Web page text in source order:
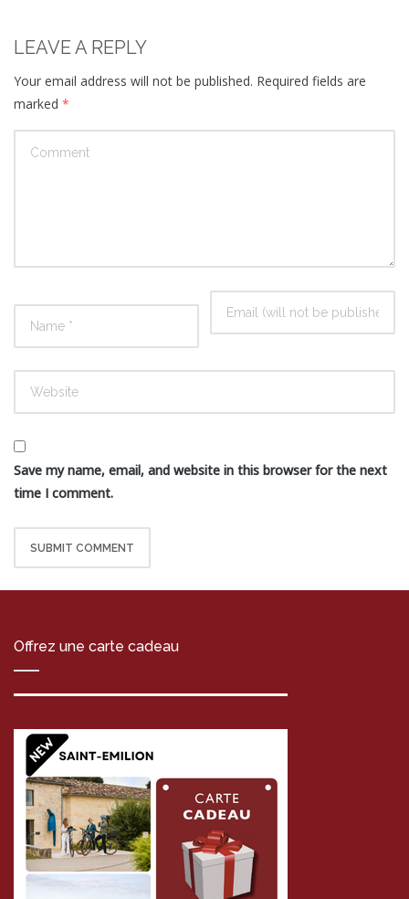
LEAVE A REPLY
Your email address will not be published. Required fields are
marked *
Save my name, email, and website in this browser for the next
time I comment.
Offrez une carte cadeau